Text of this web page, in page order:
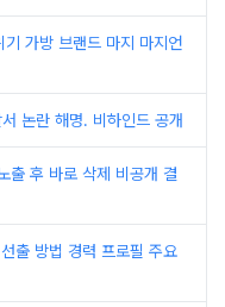
가방 브랜드 마지 마지언
논란 해명. 비하인드 공개
출 후 바로 삭제 비공개 결
출 방법 경력 프로필 주요